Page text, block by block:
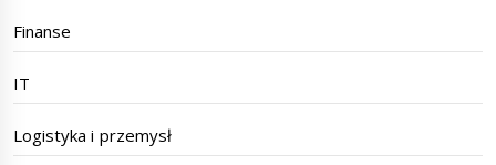
Finanse
IT
Logistyka i przemysł